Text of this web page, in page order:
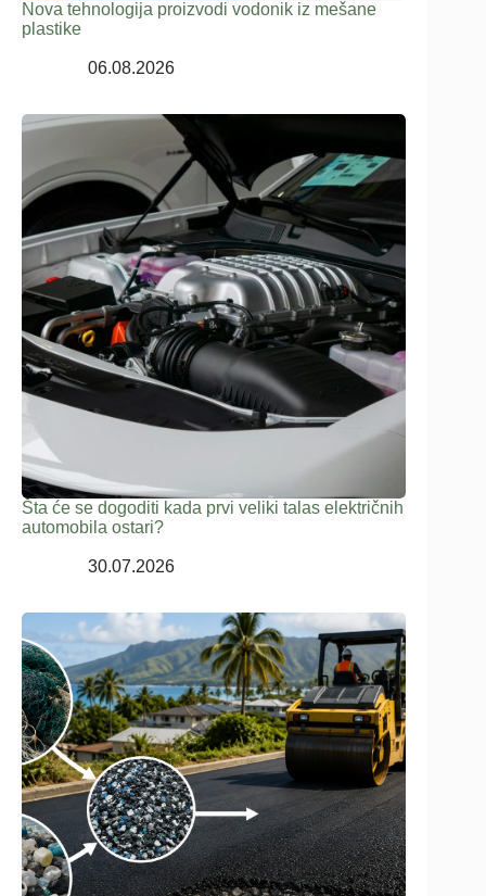
Nova tehnologija proizvodi vodonik iz mešane
plastike
06.08.2026
Šta će se dogoditi kada prvi veliki talas električnih
automobila ostari?
30.07.2026